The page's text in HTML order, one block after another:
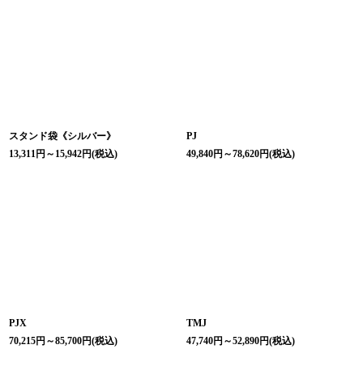
スタンド袋《シルバー》
13,311円 ～15,942円(税込)
PJ
49,840円 ～78,620円(税込)
PJX
70,215円 ～85,700円(税込)
TMJ
47,740円 ～52,890円(税込)